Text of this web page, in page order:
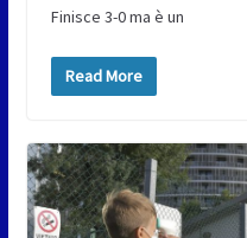
Finisce 3-0 ma è un
Read More